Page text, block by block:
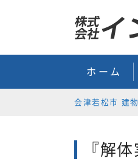
ホーム
会津若松市 建
『解